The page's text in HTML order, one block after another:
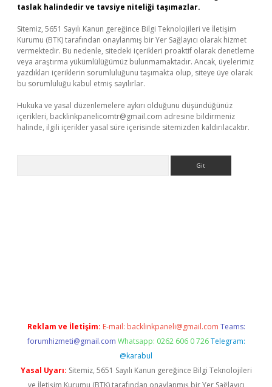
taslak halindedir ve tavsiye niteliği taşımazlar.
Sitemiz, 5651 Sayılı Kanun gereğince Bilgi Teknolojileri ve İletişim
Kurumu (BTK) tarafından onaylanmış bir Yer Sağlayıcı olarak hizmet
vermektedir. Bu nedenle, sitedeki içerikleri proaktif olarak denetleme
veya araştırma yükümlülüğümüz bulunmamaktadır. Ancak, üyelerimiz
yazdıkları içeriklerin sorumluluğunu taşımakta olup, siteye üye olarak
bu sorumluluğu kabul etmiş sayılırlar.
Hukuka ve yasal düzenlemelere aykırı olduğunu düşündüğünüz
içerikleri, backlinkpanelicomtr@gmail.com adresine bildirmeniz
halinde, ilgili içerikler yasal süre içerisinde sitemizden kaldırılacaktır.
Reklam ve İletişim: E-mail: backlinkpaneli@gmail.com Teams:
forumhizmeti@gmail.com Whatsapp: 0262 606 0 726 Telegram:
@karabul
Yasal Uyarı: Sitemiz, 5651 Sayılı Kanun gereğince Bilgi Teknolojileri
ve İletişim Kurumu (BTK) tarafından onaylanmış bir Yer Sağlayıcı